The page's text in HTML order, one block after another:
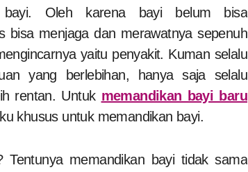
Oleh karena bayi belum bisa
bisa menjaga dan merawatnya sepenuh
yaitu penyakit. Kuman selalu
yang berlebihan, hanya saja selalu
rentan. Untuk memandikan bayi baru
khusus untuk memandikan bayi.
memandikan bayi tidak sama